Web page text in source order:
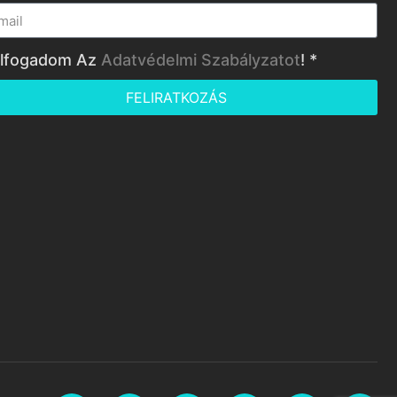
Az Adatvédelmi Szabályzatot! *
FELIRATKOZÁS